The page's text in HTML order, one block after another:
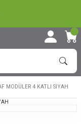
MODÜLER 4 KATLI SİYAH